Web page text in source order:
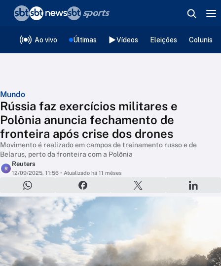
Ao vivo Últimas Vídeos Eleições
Mundo
Rússia faz exercícios militares e
Polônia anuncia fechamento de
fronteira após crise dos drones
Movimento é realizado em campos de treinamento russo e de
Belarus, perto da fronteira com a Polônia
R
Reuters
12/09/2025, 11:56 • Atualizado há 11 mêses
❮voltar
Editorias